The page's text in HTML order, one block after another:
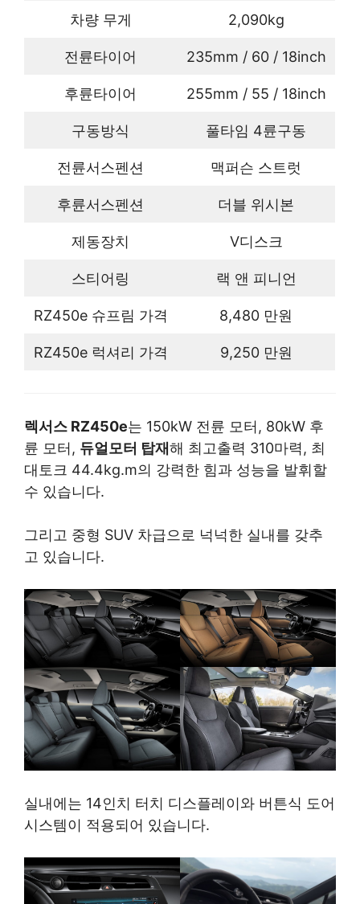
차량 무게 2,090kg
전륜타이어 235mm / 60 / 18inch
후륜타이어 255mm / 55 / 18inch
구동방식 풀타임 4륜구동
전륜서스펜션 맥퍼슨 스트럿
후륜서스펜션 더블 위시본
제동장치 V디스크
스티어링 랙 앤 피니언
RZ450e 슈프림 가격 8,480 만원
RZ450e 럭셔리 가격 9,250 만원
렉서스 RZ450e는 150kW 전륜 모터, 80kW 후
륜 모터, 듀얼모터 탑재해 최고출력 310마력, 최
대토크 44.4kg.m의 강력한 힘과 성능을 발휘할
수 있습니다.
그리고 중형 SUV 차급으로 넉넉한 실내를 갖추
고 있습니다.
실내에는 14인치 터치 디스플레이와 버튼식 도어
시스템이 적용되어 있습니다.